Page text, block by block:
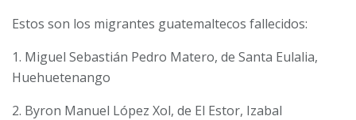
Estos son los migrantes guatemaltecos fallecidos:
1. Miguel Sebastián Pedro Matero, de Santa Eulalia,
Huehuetenango
2. Byron Manuel López Xol, de El Estor, Izabal